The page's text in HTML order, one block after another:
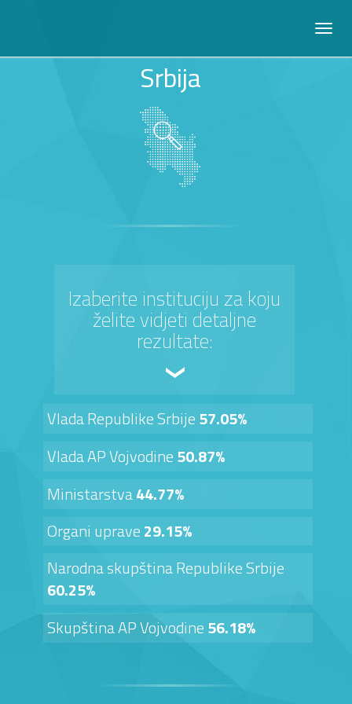
Srbija
Izaberite instituciju za koju
želite vidjeti detaljne
rezultate:
Vlada Republike Srbije57.05%
Vlada AP Vojvodine50.87%
Ministarstva44.77%
Organi uprave29.15%
Narodna skupština Republike Srbije
60.25%
Skupština AP Vojvodine56.18%